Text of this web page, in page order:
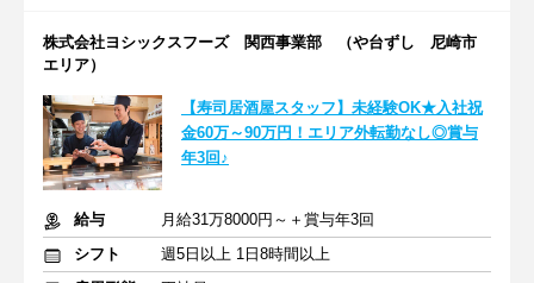
株式会社ヨシックスフーズ 関西事業部 （や台ずし 尼崎市
エリア）
【寿司居酒屋スタッフ】未経験OK★入社祝
金60万～90万円！エリア外転勤なし◎賞与
年3回♪
給与
月給31万8000円～＋賞与年3回
シフト
週5日以上 1日8時間以上